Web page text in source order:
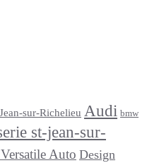
sur-Richelieu Audi bmw
st-jean-sur-
Auto Design